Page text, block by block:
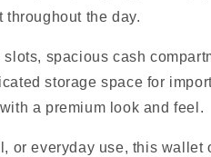
the day.
spacious cash
storage space for
a premium look and feel.
or everyday use, this wallet